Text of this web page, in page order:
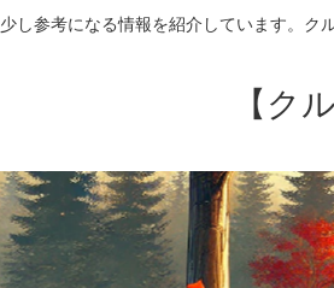
少し参考になる情報を紹介しています。ク
【ク